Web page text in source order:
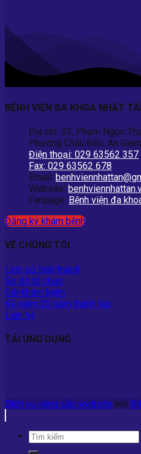
BỆNH VIỆN ĐA KHOA NHẬT
Địa chỉ: 32, Phạm Ngọc
Phường Châu Đốc, An
Điện thoại: 029 63562 357
Fax: 029 63562 678
Email:
Website:
Fanpage: Bệnh viện đa
Đăng ký khám bệnh
VỀ CHÚNG TÔI
Lịch sử hình thành
Sơ đồ tổ chức
Giờ khám bệnh
Kỷ niệm 20 năm thành lập
Liên hệ
TẢI ỨNG DỤNG
Dịch vụ nâng cấp website bởi